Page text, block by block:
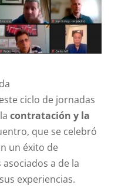
ciclo de jornadas
contratación y la
que se celebró
un éxito de
a de la
experiencias.